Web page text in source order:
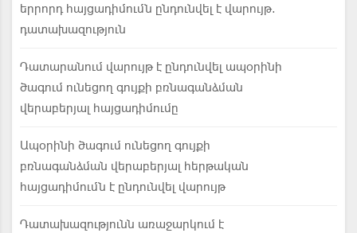
երրորդ հայցադիմումն ընդունվել է վարույթ.
դատախազություն
Դատարանում վարույթ է ընդունվել ապօրինի
ծագում ունեցող գույքի բռնագանձման
վերաբերյալ հայցադիմումը
Ապօրինի ծագում ունեցող գույքի
բռնագանձման վերաբերյալ հերթական
հայցադիմումն է ընդունվել վարույթ
Դատախազությունն առաջարկում է